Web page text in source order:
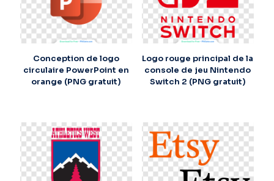
Conception de logo
circulaire PowerPoint en
orange (PNG gratuit)
Logo rouge principal de la
console de jeu Nintendo
Switch 2 (PNG gratuit)